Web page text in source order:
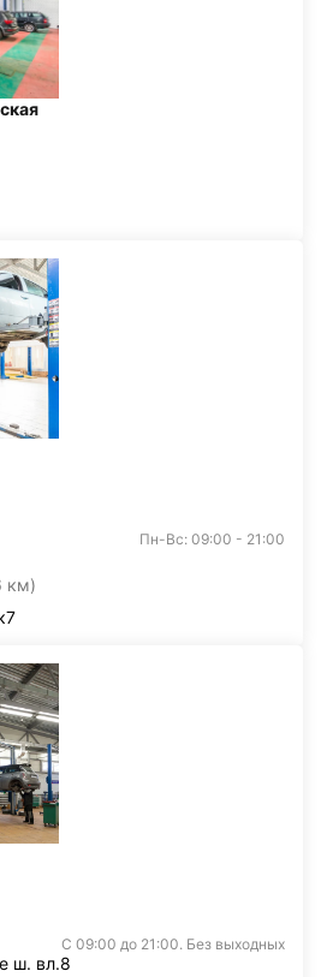
км)
Пн-Вс: 09:00 - 21:00
С 09:00 до 21:00. Без выходных
ш. вл.8